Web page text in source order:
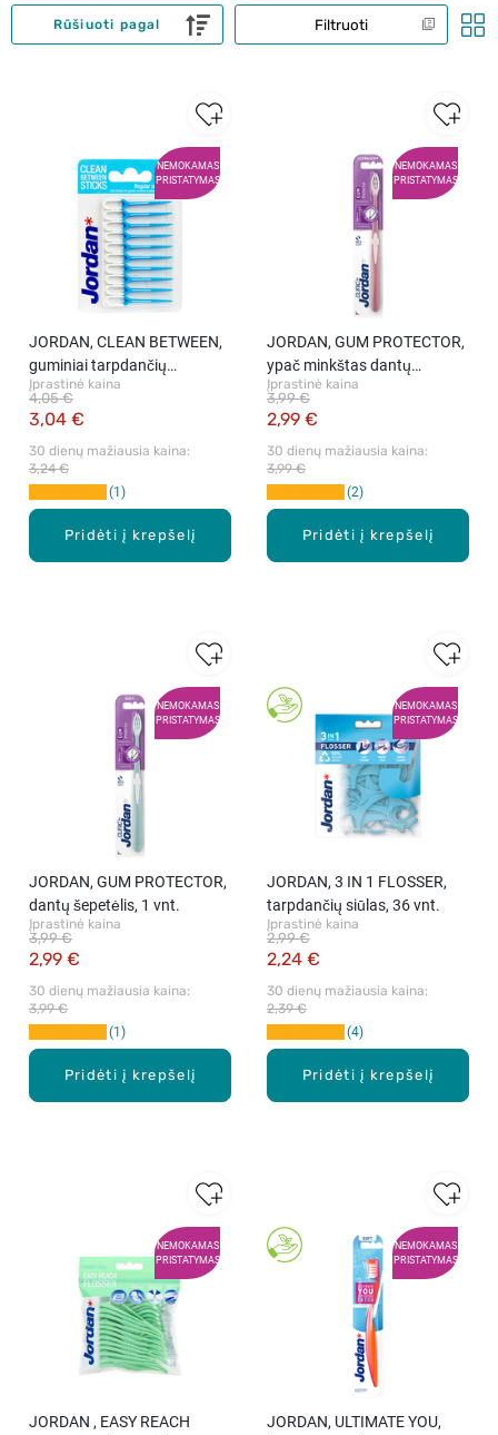
Filtruoti
Rūšiuoti pagal
NEMOKAMAS
PRISTATYMAS
Pridėti į krepšelį
JORDAN, CLEAN BETWEEN,
guminiai tarpdančių
šepetėliai (reguliarus dydis),
20 vnt.
Įprastinė kaina
3,04 €
4,05 €
30 dienų mažiausia kaina:
3,24 €
1
NEMOKAMAS
PRISTATYMAS
Pridėti į krepšelį
JORDAN, GUM PROTECTOR,
ypač minkštas dantų
šepetėlis, 1 vnt.
Įprastinė kaina
2,99 €
3,99 €
30 dienų mažiausia kaina:
3,99 €
2
NEMOKAMAS
PRISTATYMAS
Pridėti į krepšelį
JORDAN, GUM PROTECTOR,
dantų šepetėlis, 1 vnt.
Įprastinė kaina
2,99 €
3,99 €
30 dienų mažiausia kaina:
3,99 €
1
NEMOKAMAS
PRISTATYMAS
Pridėti į krepšelį
JORDAN, 3 IN 1 FLOSSER,
tarpdančių siūlas, 36 vnt.
Įprastinė kaina
2,24 €
2,99 €
30 dienų mažiausia kaina:
2,39 €
4
NEMOKAMAS
PRISTATYMAS
JORDAN , EASY REACH
NEMOKAMAS
PRISTATYMAS
JORDAN, ULTIMATE YOU,